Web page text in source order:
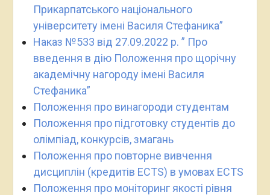
Прикарпатського національного
університету імені Василя Стефаника”
Наказ №533 від 27.09.2022 р. ” Про
введення в дію Положення про щорічну
академічну нагороду імені Василя
Стефаника”
Положення про винагороди студентам
Положення про підготовку студентів до
олімпіад, конкурсів, змагань
Положення про повторне вивчення
дисциплін (кредитів ECTS) в умовах ECTS
Положення про моніторинг якості рівня